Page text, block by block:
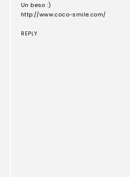
Un beso :)
http://www.coco-smile.com/
REPLY